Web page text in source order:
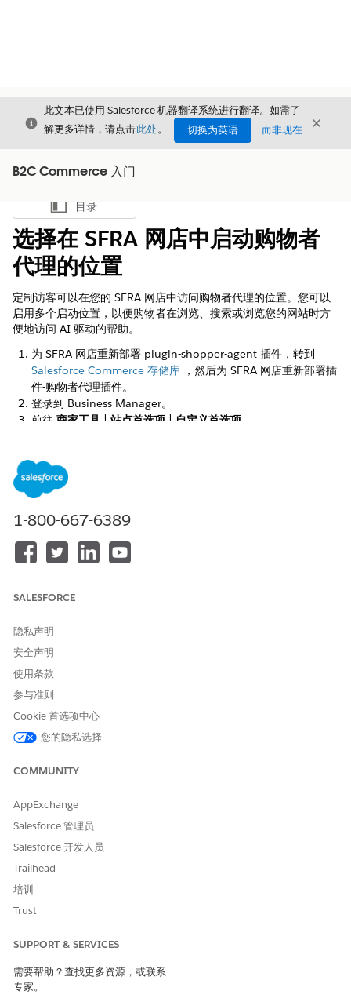
关闭
此文本已使用 Salesforce 机器翻译系统进行翻译。如需了
解更多详情，请点击此处。 切换为英语 而非现在 关闭
B2C Commerce 入门
显示目录
目录
选择在 SFRA 网店中启动购物者
代理的位置
定制访客可以在您的 SFRA 网店中访问购物者代理的位置。您可以
启用多个启动位置，以便购物者在浏览、搜索或浏览您的网站时方
便地访问 AI 驱动的帮助。
为 SFRA 网店重新部署 plugin-shopper-agent 插件，转到
Salesforce Commerce 存储库 ，然后为 SFRA 网店重新部署插
件-购物者代理插件。
登录到 Business Manager。
前往 商家工具 | 站点首选项 | 自定义首选项
选择要使用的启动位置。
将图标添加到站点的标题导航 （1）。允许购物者在搜索 （2）
时访问代理。在每个网店页面的底部显示一个浮动图标 （3）。
此示例网店页面显示了所有三个选项。
保存更改。
请与我们共享您的想法，以便我们进行改进！
1-800-667-6389
SALESFORCE
隐私声明
安全声明
使用条款
参与准则
Cookie 首选项中心
您的隐私选择
COMMUNITY
AppExchange
Salesforce 管理员
Salesforce 开发人员
Trailhead
培训
Trust
SUPPORT & SERVICES
需要帮助？查找更多资源，或联系
专家。